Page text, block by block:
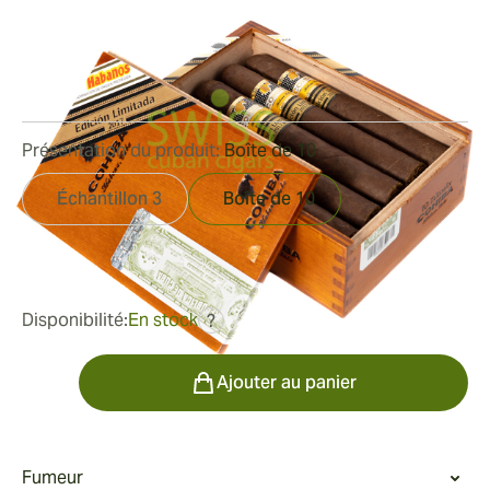
Bague de jauge: Longueur:154 mm / 6.1 pouces
0Commentaires
702,01 € était1 002,87 €
Disponibilité:En stock ?
Présentation du produit:Boîte de 10
Échantillon 3 Boîte de 10
Ajouter au panier
Fumeur